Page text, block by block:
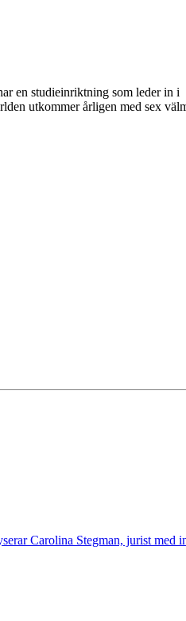
en studieinriktning som leder in i
utkommer årligen med sex
Carolina Stegman, jurist med